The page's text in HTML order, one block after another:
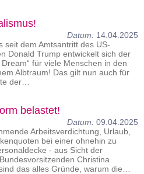
Datum: 14.04.2025
seit dem Amtsantritt des US-
Donald Trump entwickelt sich der
Dream“ für viele Menschen in den
Albtraum! Das gilt nun auch für
der…
belastet!
Datum: 09.04.2025
Arbeitsverdichtung, Urlaub,
bei einer ohnehin zu
- aus Sicht der
Christina
das alles Gründe, warum die…